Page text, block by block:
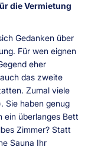
die Vermietung
Gedanken über
Für wen eignen
eher
das zweite
Zumal viele
Sie haben genug
ein überlanges Bett
Zimmer? Statt
Sauna Ihr